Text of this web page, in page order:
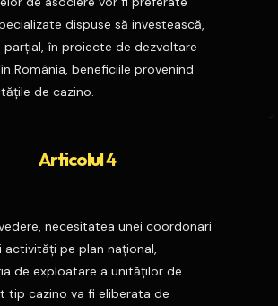
dispuse să investească,
în proiecte de dezvoltare
România, beneficiile provenind
de cazino.
Articolul 4
necesitatea unei coordonari
activităţi pe plan naţional,
de exploatare a unităţilor de
tip cazino va fi eliberata de